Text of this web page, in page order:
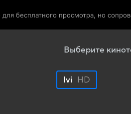
бесплатного просмотра, но
Выберите
Ivi HD